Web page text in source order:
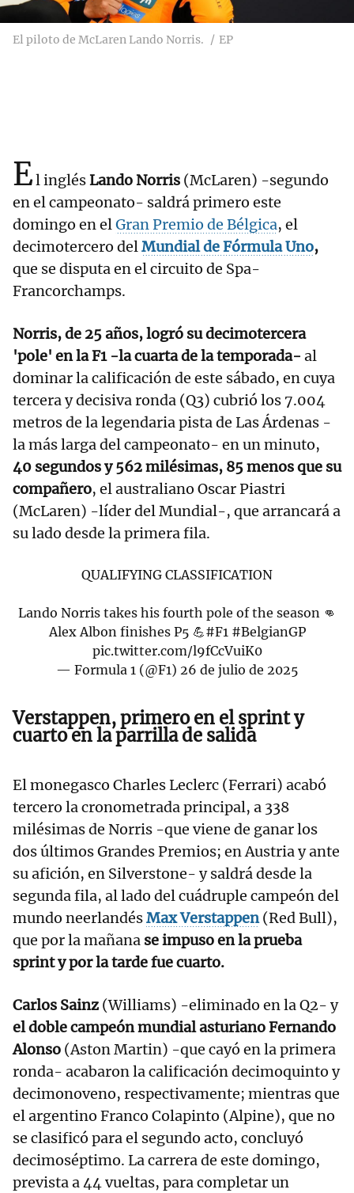
El piloto de McLaren Lando Norris. EP
El inglésLando Norris (McLaren) -segundo
en el campeonato- saldrá primero este
domingo en elGran Premio de Bélgica, el
decimotercero delMundial de Fórmula Uno,
que se disputa en el circuito de Spa-
Francorchamps.
Norris, de 25 años, logró su decimotercera
'pole' en la F1 -la cuarta de la temporada- al
dominar la calificación de este sábado, en cuya
tercera y decisiva ronda (Q3) cubrió los 7.004
metros de la legendaria pista de Las Árdenas -
la más larga del campeonato- en un minuto,
40 segundos y 562 milésimas, 85 menos que su
compañero, el australiano Oscar Piastri
(McLaren) -líder del Mundial-, que arrancará a
su lado desde la primera fila.
QUALIFYING CLASSIFICATION
Lando Norris takes his fourth pole of the season 👊
Alex Albon finishes P5 💪#F1 #BelgianGP
pic.twitter.com/l9fCcVuiK0
— Formula 1 (@F1) 26 de julio de 2025
Verstappen, primero en el sprint y
cuarto en la parrilla de salida
El monegasco Charles Leclerc (Ferrari) acabó
tercero la cronometrada principal, a 338
milésimas de Norris -que viene de ganar los
dos últimos Grandes Premios; en Austria y ante
su afición, en Silverstone- y saldrá desde la
segunda fila, al lado del cuádruple campeón del
mundo neerlandésMax Verstappen (Red Bull),
que por la mañana se impuso en la prueba
sprint y por la tarde fue cuarto.
Carlos Sainz (Williams) -eliminado en la Q2- y
el doble campeón mundial asturiano Fernando
Alonso (Aston Martin) -que cayó en la primera
ronda- acabaron la calificación decimoquinto y
decimonoveno, respectivamente; mientras que
el argentino Franco Colapinto (Alpine), que no
se clasificó para el segundo acto, concluyó
decimoséptimo. La carrera de este domingo,
prevista a 44 vueltas, para completar un